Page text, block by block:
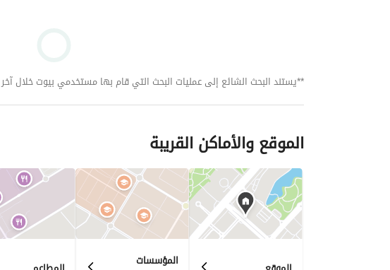
**يستند البحث الشائع إلى عمليات البحث التي قام بها مستخدمي بيوت خلال آخر 3 شهور.
الموقع والأماكن القريبة
المؤسسات